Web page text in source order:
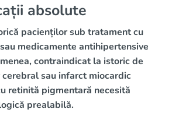
absolute
pacienților sub tratament cu
medicamente antihipertensive
contraindicat la istoric de
sau infarct miocardic
retinită pigmentară necesită
prealabilă.